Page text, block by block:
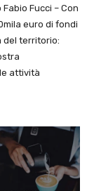
Fucci – Con
euro di fondi
del territorio:
attività